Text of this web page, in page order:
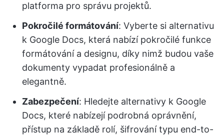
platforma pro správu projektů.
Pokročilé formátování: Vyberte si alternativu
k Google Docs, která nabízí pokročilé funkce
formátování a designu, díky nimž budou vaše
dokumenty vypadat profesionálně a
elegantně.
Zabezpečení: Hledejte alternativy k Google
Docs, které nabízejí podrobná oprávnění,
přístup na základě rolí, šifrování typu end-to-